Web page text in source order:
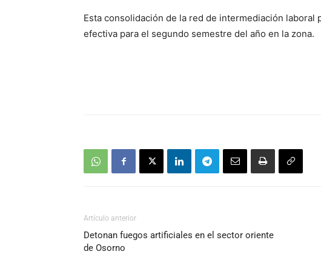
Esta consolidación de la red de intermediación
efectiva para el segundo semestre del año en la zona.
Artículo anterior
Detonan fuegos artificiales en el sector oriente
de Osorno